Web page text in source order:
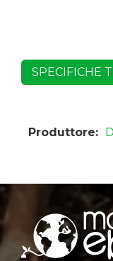
SPECIFICHE
Produttore: